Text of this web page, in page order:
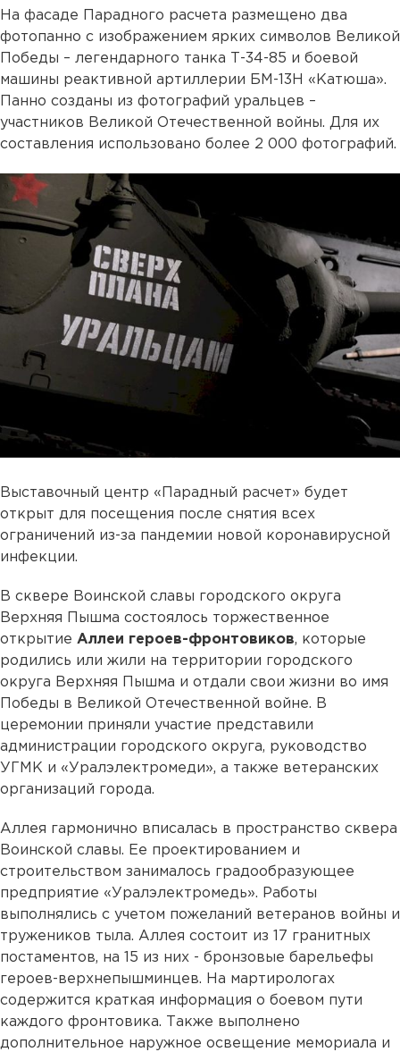
На фасаде Парадного расчета размещено два
фотопанно с изображением ярких символов Великой
Победы – легендарного танка Т-34-85 и боевой
машины реактивной артиллерии БМ-13Н «Катюша».
Панно созданы из фотографий уральцев –
участников Великой Отечественной войны. Для их
составления использовано более 2 000 фотографий.
Выставочный центр «Парадный расчет» будет
открыт для посещения после снятия всех
ограничений из-за пандемии новой коронавирусной
инфекции.
В сквере Воинской славы городского округа
Верхняя Пышма состоялось торжественное
открытие Аллеи героев-фронтовиков, которые
родились или жили на территории городского
округа Верхняя Пышма и отдали свои жизни во имя
Победы в Великой Отечественной войне. В
церемонии приняли участие представили
администрации городского округа, руководство
УГМК и «Уралэлектромеди», а также ветеранских
организаций города.
Аллея гармонично вписалась в пространство сквера
Воинской славы. Ее проектированием и
строительством занималось градообразующее
предприятие «Уралэлектромедь». Работы
выполнялись с учетом пожеланий ветеранов войны и
тружеников тыла. Аллея состоит из 17 гранитных
постаментов, на 15 из них - бронзовые барельефы
героев-верхнепышминцев. На мартирологах
содержится краткая информация о боевом пути
каждого фронтовика. Также выполнено
дополнительное наружное освещение мемориала и